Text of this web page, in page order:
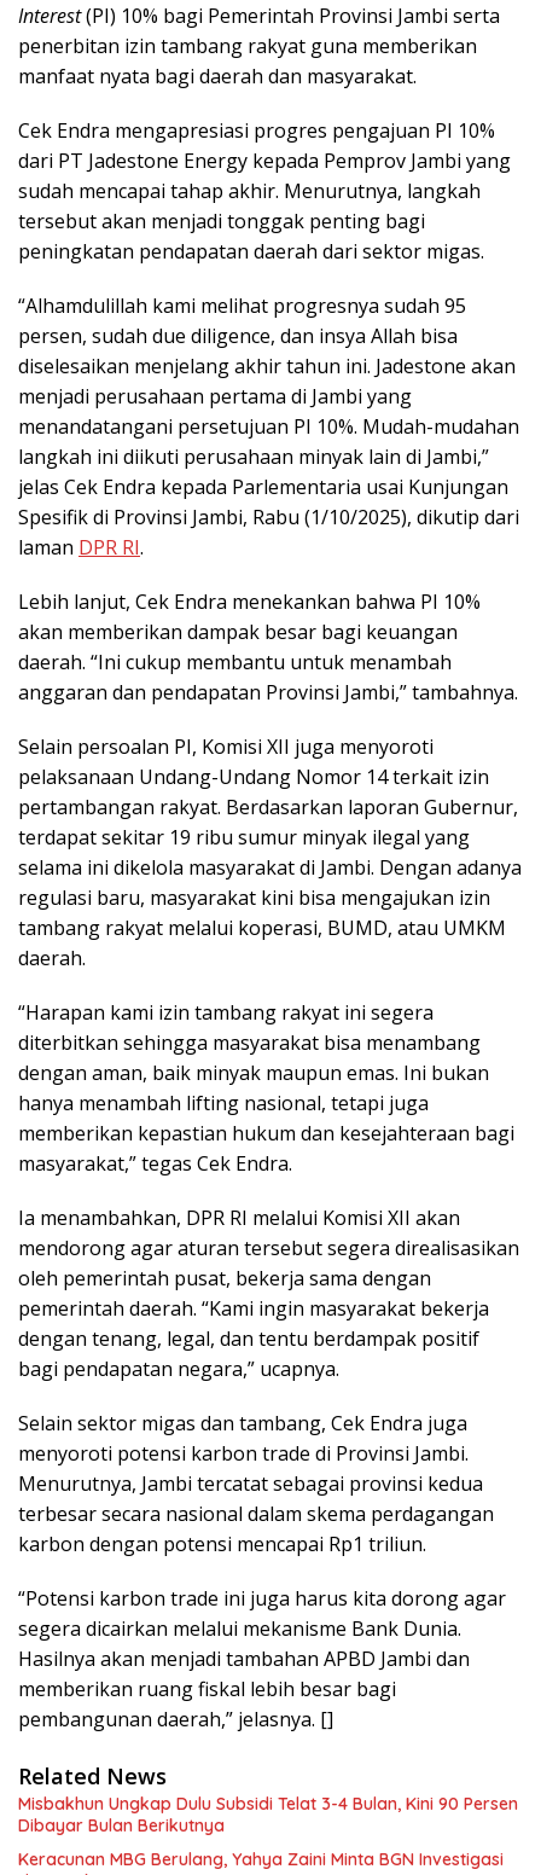
Interest(PI) 10% bagi Pemerintah Provinsi Jambi serta
penerbitan izin tambang rakyat guna memberikan
manfaat nyata bagi daerah dan masyarakat.
Cek Endra mengapresiasi progres pengajuan PI 10%
dari PT Jadestone Energy kepada Pemprov Jambi yang
sudah mencapai tahap akhir. Menurutnya, langkah
tersebut akan menjadi tonggak penting bagi
peningkatan pendapatan daerah dari sektor migas.
“Alhamdulillah kami melihat progresnya sudah 95
persen, sudah due diligence, dan insya Allah bisa
diselesaikan menjelang akhir tahun ini. Jadestone akan
menjadi perusahaan pertama di Jambi yang
menandatangani persetujuan PI 10%. Mudah-mudahan
langkah ini diikuti perusahaan minyak lain di Jambi,”
jelas Cek Endra kepada Parlementaria usai Kunjungan
Spesifik di Provinsi Jambi, Rabu (1/10/2025), dikutip dari
laman DPR RI.
Lebih lanjut, Cek Endra menekankan bahwa PI 10%
akan memberikan dampak besar bagi keuangan
daerah. “Ini cukup membantu untuk menambah
anggaran dan pendapatan Provinsi Jambi,” tambahnya.
Selain persoalan PI, Komisi XII juga menyoroti
pelaksanaan Undang-Undang Nomor 14 terkait izin
pertambangan rakyat. Berdasarkan laporan Gubernur,
terdapat sekitar 19 ribu sumur minyak ilegal yang
selama ini dikelola masyarakat di Jambi. Dengan adanya
regulasi baru, masyarakat kini bisa mengajukan izin
tambang rakyat melalui koperasi, BUMD, atau UMKM
daerah.
“Harapan kami izin tambang rakyat ini segera
diterbitkan sehingga masyarakat bisa menambang
dengan aman, baik minyak maupun emas. Ini bukan
hanya menambah lifting nasional, tetapi juga
memberikan kepastian hukum dan kesejahteraan bagi
masyarakat,” tegas Cek Endra.
Ia menambahkan, DPR RI melalui Komisi XII akan
mendorong agar aturan tersebut segera direalisasikan
oleh pemerintah pusat, bekerja sama dengan
pemerintah daerah. “Kami ingin masyarakat bekerja
dengan tenang, legal, dan tentu berdampak positif
bagi pendapatan negara,” ucapnya.
Selain sektor migas dan tambang, Cek Endra juga
menyoroti potensi karbon trade di Provinsi Jambi.
Menurutnya, Jambi tercatat sebagai provinsi kedua
terbesar secara nasional dalam skema perdagangan
karbon dengan potensi mencapai Rp1 triliun.
“Potensi karbon trade ini juga harus kita dorong agar
segera dicairkan melalui mekanisme Bank Dunia.
Hasilnya akan menjadi tambahan APBD Jambi dan
memberikan ruang fiskal lebih besar bagi
pembangunan daerah,” jelasnya. []
Related News
Misbakhun Ungkap Dulu Subsidi Telat 3-4 Bulan, Kini 90 Persen
Dibayar Bulan Berikutnya
Keracunan MBG Berulang, Yahya Zaini Minta BGN Investigasi